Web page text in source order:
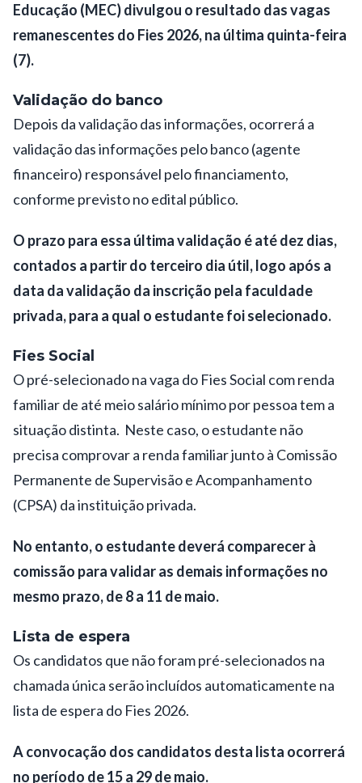
Educação (MEC)divulgou o resultado das vagas
remanescentes do Fies 2026, na última quinta-feira
(7).
Validação do banco
Depois da validação das informações, ocorrerá a
validação das informações pelo banco (agente
financeiro) responsável pelo financiamento,
conforme previsto noedital público.
O prazo para essa última validação é até dez dias,
contados a partir do terceiro dia útil, logo após a
data da validação da inscrição pela faculdade
privada, para a qual o estudante foi selecionado.
Fies Social
O pré-selecionado na vaga do Fies Social com renda
familiar de até meio salário mínimo por pessoa tem a
situação distinta. Neste caso, o estudante não
precisa comprovar a renda familiar junto à Comissão
Permanente de Supervisão e Acompanhamento
(CPSA) da instituição privada.
No entanto, o estudante deverá comparecer à
comissão para validar as demais informações no
mesmo prazo, de 8 a 11 de maio.
Lista de espera
Os candidatos que não foram pré-selecionados na
chamada única serão incluídos automaticamente na
lista de espera do Fies 2026.
A convocação dos candidatos desta lista ocorrerá
no período de 15 a 29 de maio.